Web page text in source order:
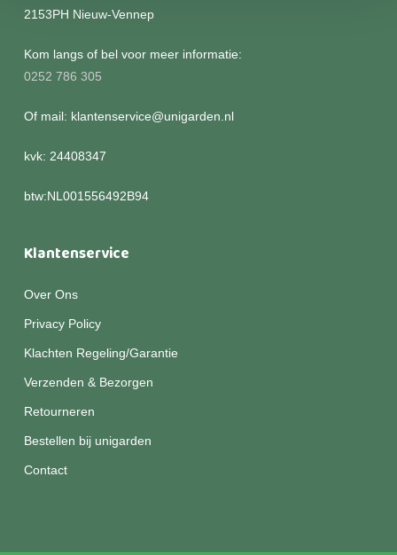
2153PH Nieuw-Vennep
Kom langs of bel voor meer informatie:
0252 786 305
Of mail: klantenservice@unigarden.nl
kvk: 24408347
btw:NL001556492B94
Klantenservice
Over Ons
Privacy Policy
Klachten Regeling/Garantie
Verzenden & Bezorgen
Retourneren
Bestellen bij unigarden
Contact